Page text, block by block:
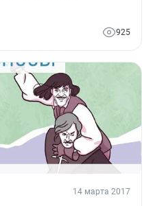
имеют право не
доходов для
взносов. Минфин, правда,
925
14 марта 2017